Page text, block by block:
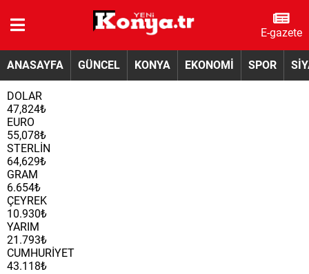
E-gazete
ANASAYFA GÜNCEL KONYA EKONOMİ SPOR
DOLAR
47,824₺
EURO
55,078₺
STERLİN
64,629₺
GRAM
6.654₺
ÇEYREK
10.930₺
YARIM
21.793₺
CUMHURİYET
43.118₺